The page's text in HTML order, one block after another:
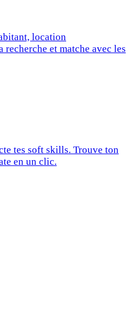
location
et matche avec les
tes soft skills. Trouve ton
en un clic.